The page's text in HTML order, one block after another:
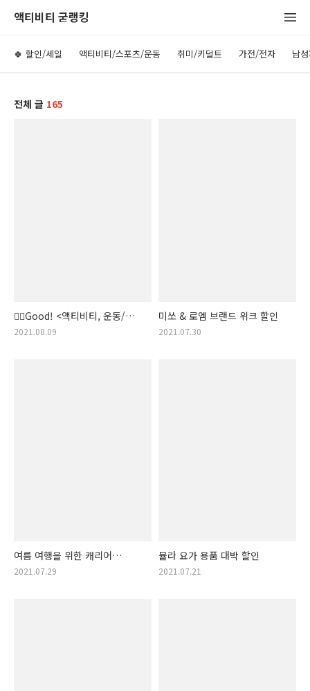
액티비티 굳랭킹
🍀 할인/세일 액티비티/스포츠/운동 취미/키덜트 가전/전자 남
전체 글 165
👍🏻Good! <액티비티, 운동/
스포츠, 여행 > 할인전, 기획전
2021.08.09
미쏘 & 로엠 브랜드 위크 할인
2021.07.30
여름 여행을 위한 캐리어
할인전!
2021.07.29
뮬라 요가 용품 대박 할인
2021.07.21